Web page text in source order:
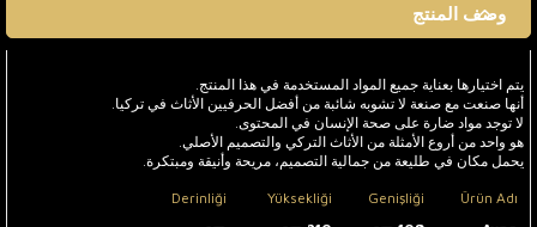
وصف المنتج
يتم اختيارها بعناية جميع المواد المستخدمة في هذا المنتج.
أنها صنعت مع صنعة لا تشوبه شائبة من أفضل الحرفيين الأثاث في تركيا.
لا توجد مواد ضارة على صحة الإنسان في المحتوى.
هو واحد من أروع الأمثلة من الأثاث التركي والتصميم الأصلي.
يحمل مكان في طليعة من جمالية التصميم، مريحة وأنيقة ومبتكرة.
Ürün Adı
Genişliği
Yüksekliği
Derinliği